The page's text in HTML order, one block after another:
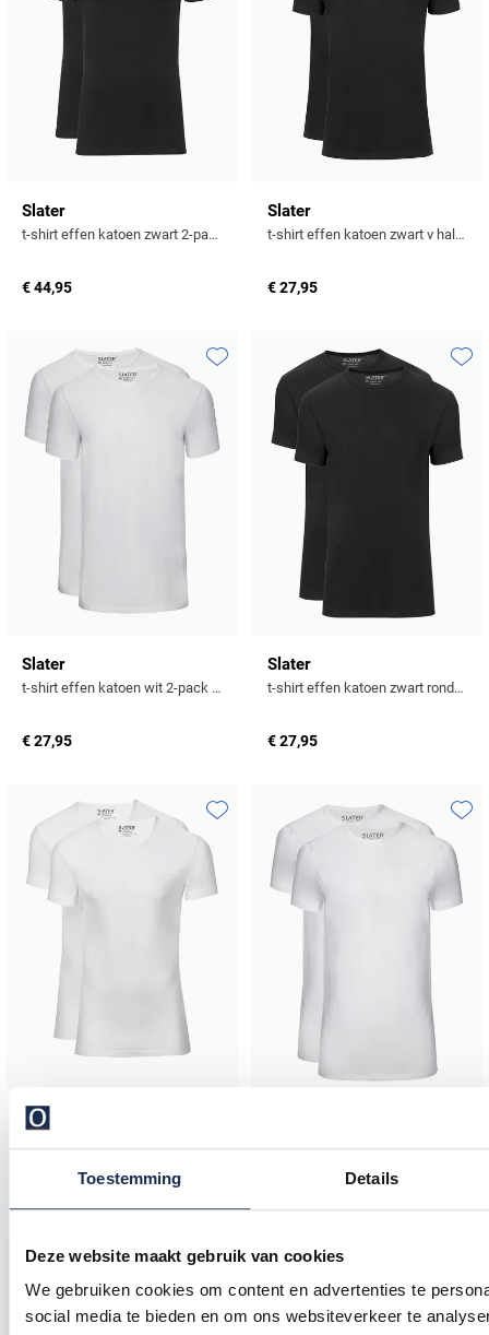
Toestemming Details
Deze website maakt gebruik van cookies
We gebruiken cookies om content en advertenties te
social media te bieden en om ons websiteverkeer te
Slater
t-shirt effen katoen zwart 2-pack v hals stretch
€ 44,95
Slater
t-shirt effen katoen zwart v hals 2-pack
€ 27,95
Slater
t-shirt effen katoen wit 2-pack ronde hals
€ 27,95
Toevoegen aan favorieten
Slater
t-shirt effen katoen zwart ronde hals 2-pack
€ 27,95
Slater
Toevoegen aan favorieten
Toevoegen aan favorieten